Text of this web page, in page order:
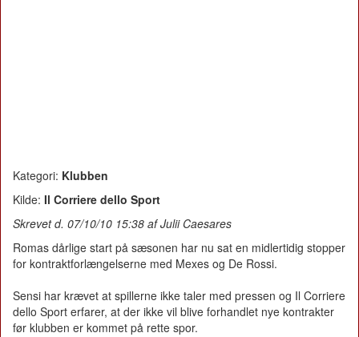
Kategori: Klubben
Kilde: Il Corriere dello Sport
Skrevet d. 07/10/10 15:38 af Julii Caesares
Romas dårlige start på sæsonen har nu sat en midlertidig stopper
for kontraktforlængelserne med Mexes og De Rossi.
Sensi har krævet at spillerne ikke taler med pressen og Il Corriere
dello Sport erfarer, at der ikke vil blive forhandlet nye kontrakter
før klubben er kommet på rette spor.